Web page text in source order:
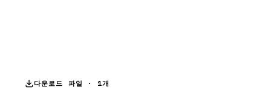
다운로드 파일 · 1개